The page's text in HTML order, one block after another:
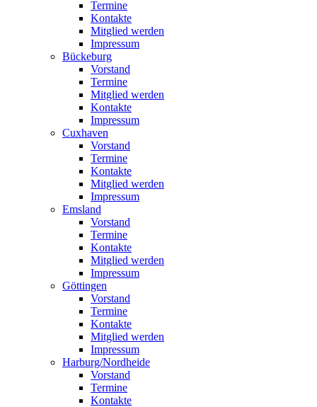
Termine
Kontakte
Mitglied werden
Impressum
Bückeburg
Vorstand
Termine
Mitglied werden
Kontakte
Impressum
Cuxhaven
Vorstand
Termine
Kontakte
Mitglied werden
Impressum
Emsland
Vorstand
Termine
Kontakte
Mitglied werden
Impressum
Göttingen
Vorstand
Termine
Kontakte
Mitglied werden
Impressum
Harburg/Nordheide
Vorstand
Termine
Kontakte